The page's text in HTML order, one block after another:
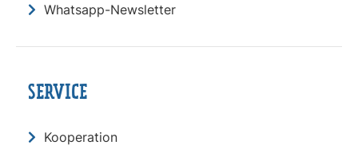
Whatsapp-Newsletter
SERVICE
Kooperation